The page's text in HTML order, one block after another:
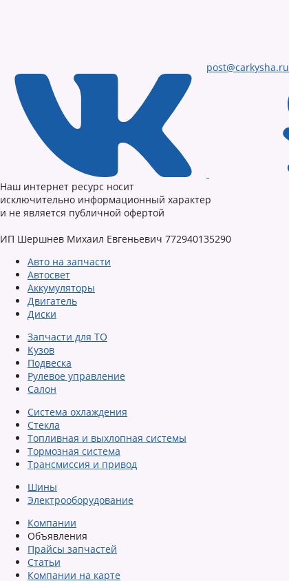
post@carkysha.ru
Наш интернет ресурс носит
исключительно информационный характер
и не является публичной офертой
ИП Шершнев Михаил Евгеньевич 772940135290
Авто на запчасти
Автосвет
Аккумуляторы
Двигатель
Диски
Запчасти для ТО
Кузов
Подвеска
Рулевое управление
Салон
Система охлаждения
Стекла
Топливная и выхлопная системы
Тормозная система
Трансмиссия и привод
Шины
Электрооборудование
Компании
Объявления
Прайсы запчастей
Статьи
Компании на карте